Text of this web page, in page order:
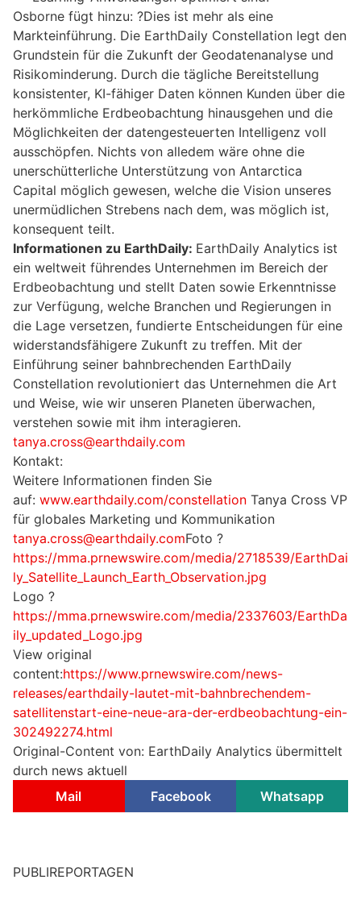
Osborne fügt hinzu: ?Dies ist mehr als eine
Markteinführung. Die EarthDaily Constellation legt den
Grundstein für die Zukunft der Geodatenanalyse und
Risikominderung. Durch die tägliche Bereitstellung
konsistenter, KI-fähiger Daten können Kunden über die
herkömmliche Erdbeobachtung hinausgehen und die
Möglichkeiten der datengesteuerten Intelligenz voll
ausschöpfen. Nichts von alledem wäre ohne die
unerschütterliche Unterstützung von Antarctica
Capital möglich gewesen, welche die Vision unseres
unermüdlichen Strebens nach dem, was möglich ist,
konsequent teilt.
Informationen zu EarthDaily: EarthDaily Analytics ist
ein weltweit führendes Unternehmen im Bereich der
Erdbeobachtung und stellt Daten sowie Erkenntnisse
zur Verfügung, welche Branchen und Regierungen in
die Lage versetzen, fundierte Entscheidungen für eine
widerstandsfähigere Zukunft zu treffen. Mit der
Einführung seiner bahnbrechenden EarthDaily
Constellation revolutioniert das Unternehmen die Art
und Weise, wie wir unseren Planeten überwachen,
verstehen sowie mit ihm interagieren.
tanya.cross@earthdaily.com
Kontakt:
Weitere Informationen finden Sie
auf: www.earthdaily.com/constellation Tanya Cross VP
für globales Marketing und Kommunikation
tanya.cross@earthdaily.comFoto ?
https://mma.prnewswire.com/media/2718539/EarthDai
ly_Satellite_Launch_Earth_Observation.jpg
Logo ?
https://mma.prnewswire.com/media/2337603/EarthDa
ily_updated_Logo.jpg
View original
content:https://www.prnewswire.com/news-
releases/earthdaily-lautet-mit-bahnbrechendem-
satellitenstart-eine-neue-ara-der-erdbeobachtung-ein-
302492274.html
Original-Content von: EarthDaily Analytics übermittelt
durch news aktuell
Mail
Facebook Whatsapp
PUBLIREPORTAGEN